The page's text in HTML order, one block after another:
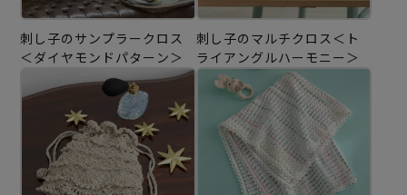
刺し子のサンプラークロス
＜ダイヤモンドパターン＞
刺し子のマルチクロス＜ト
ライアングルハーモニー＞